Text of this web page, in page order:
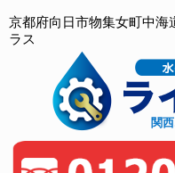
京都府向日市物集女町中
ラス
関